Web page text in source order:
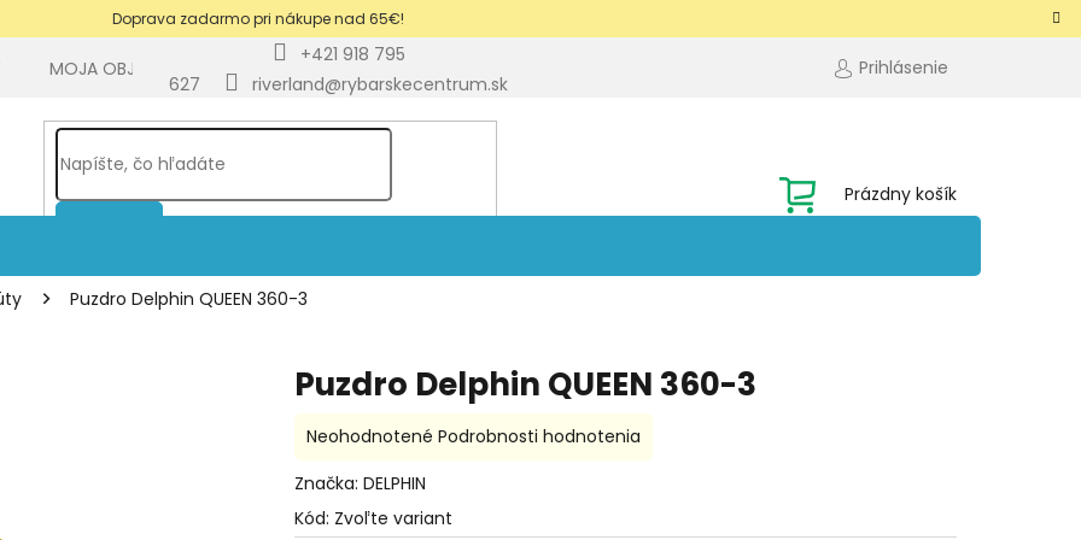
Doprava zadarmo pri nákupe nad 65€!
+421 918 795
627
riverland@rybarskecentrum.sk
MOJA OBJEDNÁVKA BLOG Prihlásenie
NÁKUPNÝ
KOŠÍK
Prázdny košík
Puzdro Delphin QUEEN 360-3
Puzdro Delphin QUEEN 360-3
Kód: Zvoľte variant
Priemerné
produktu
0,0
Neohodnotené Podrobnosti hodnotenia
Značka: DELPHIN